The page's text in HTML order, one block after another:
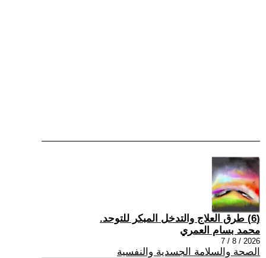
(6) طرق العلاج والتدخل المبكر للتوحد.
محمد بسام العمري
2026 / 8 / 7
الصحة والسلامة الجسدية والنفسية